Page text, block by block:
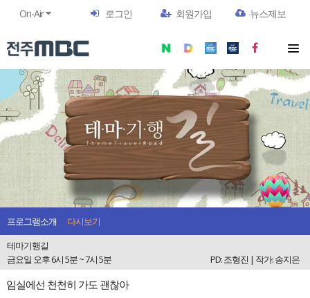
On-Air 로그인 회원가입 뉴스제보
프로그램소개
다시보기
테마기행길
금요일 오후 6시 5분 ~ 7시 5분
PD: 조형진 | 작가: 송지은
임실에선 천천히 가도 괜찮아